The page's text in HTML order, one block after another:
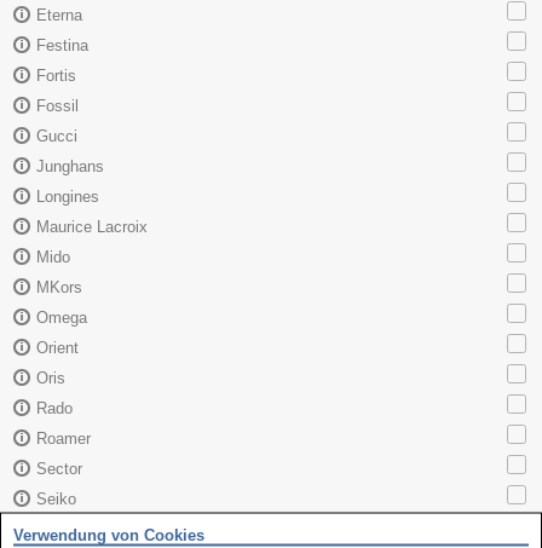
Eterna
Festina
Fortis
Fossil
Gucci
Junghans
Longines
Maurice Lacroix
Mido
MKors
Omega
Orient
Oris
Rado
Roamer
Sector
Seiko
Skagen
Verwendung von Cookies